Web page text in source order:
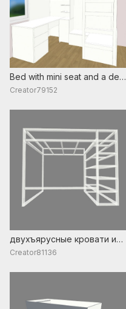
Bed with mini seat and a desk
single person
Creator79152
двухъярусные кровати и
кровати-чердаки
Creator81136